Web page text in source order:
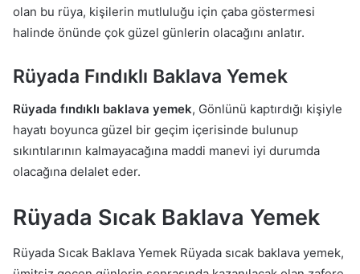
olan bu rüya, kişilerin mutluluğu için çaba göstermesi
halinde önünde çok güzel günlerin olacağını anlatır.
Rüyada Fındıklı Baklava Yemek
Rüyada fındıklı baklava yemek, Gönlünü kaptırdığı kişiyle
hayatı boyunca güzel bir geçim içerisinde bulunup
sıkıntılarının kalmayacağına maddi manevi iyi durumda
olacağına delalet eder.
Rüyada Sıcak Baklava Yemek
Rüyada Sıcak Baklava Yemek Rüyada sıcak baklava yemek,